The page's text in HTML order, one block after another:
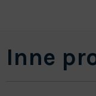
Inne